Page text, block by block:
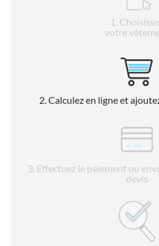
1 .
votre
2. Calculez en ligne et
3 . Effectuez le paiement ou
devis